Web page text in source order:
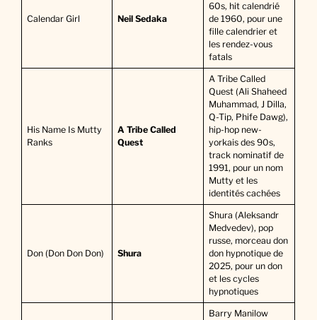
Calendar Girl Neil Sedaka
60s, hit calendrié
de 1960, pour une
fille calendrier et
les rendez-vous
fatals
His Name Is Mutty
Ranks
A Tribe Called
Quest
A Tribe Called
Quest (Ali Shaheed
Muhammad, J Dilla,
Q-Tip, Phife Dawg),
hip-hop new-
yorkais des 90s,
track nominatif de
1991, pour un nom
Mutty et les
identités cachées
Don (Don Don Don) Shura
Shura (Aleksandr
Medvedev), pop
russe, morceau don
don hypnotique de
2025, pour un don
et les cycles
hypnotiques
Barry Manilow